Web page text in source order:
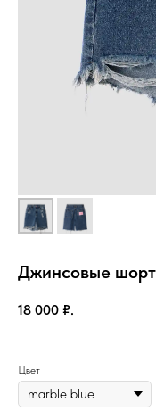
Джинсовые
18 000 ₽.
Цвет